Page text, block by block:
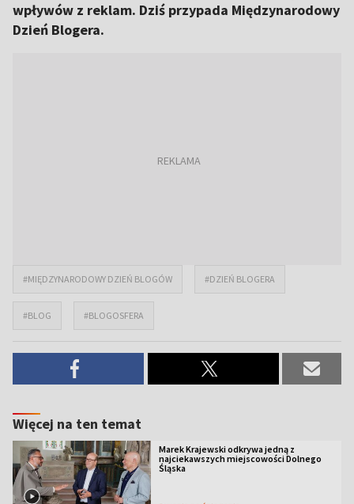
wpływów z reklam. Dziś przypada Międzynarodowy
Dzień Blogera.
#MIĘDZYNARODOWY DZIEŃ BLOGÓW #DZIEŃ BLOGERA
#BLOG #BLOGOSFERA
Więcej na ten temat
Marek Krajewski odkrywa jedną z
najciekawszych miejscowości Dolnego
Śląska